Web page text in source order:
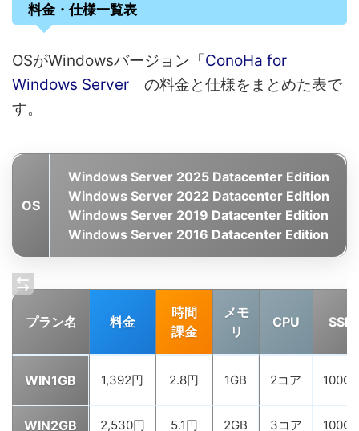
料金・仕様一覧表
OSがWindowsバージョン「ConoHa for
Windows Server 」の料金と仕様をまとめた表で
す。
OS
Windows Server 2025 Datacenter Edition
Windows Server 2022 Datacenter Edition
Windows Server 2019 Datacenter Edition
Windows Server 2016 Datacenter Edition
プラン名 料金
時間
課金
メモ
リ
CPU SSD
WIN1GB 1,392円 2.8円 1GB 2コア 100GB
WIN2GB 2,530円 5.1円 2GB 3コア 100GB